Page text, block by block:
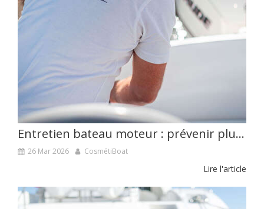
Entretien bateau moteur : prévenir plutôt que guérir
26 Mar 2026 CosmétiBoat
Lire l'article